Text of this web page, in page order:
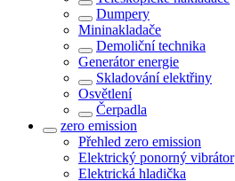
Dumpery
Mininakladače
Demoliční technika
Generátor energie
Skladování elektřiny
Osvětlení
Čerpadla
zero emission
Přehled zero emission
Elektrický ponorný vibrátor
Elektrická hladička